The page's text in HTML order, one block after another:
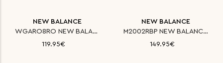
NEW BALANCE
WGARO8RO NEW BALANCE ΠΑΠΟΥΤΣΙ
119.95€
NEW BALANCE
M2002RBP NEW BALANCE ΠΑΠΟΥΤΣΙ
149.95€